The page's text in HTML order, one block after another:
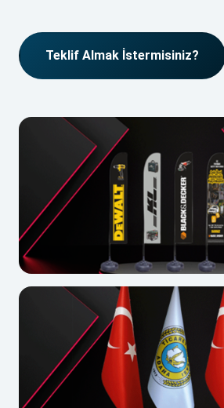
Teklif Almak İstermisiniz?
Yelken Bayrak